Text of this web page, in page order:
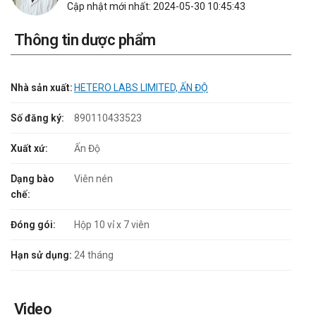
Cập nhật mới nhất: 2024-05-30 10:45:43
Thông tin dược phẩm
Nhà sản xuất: HETERO LABS LIMITED, ẤN ĐỘ
Số đăng ký: 890110433523
Xuất xứ: Ấn Độ
Dạng bào
chế:
Viên nén
Đóng gói: Hộp 10 vỉ x 7 viên
Hạn sử dụng: 24 tháng
Video